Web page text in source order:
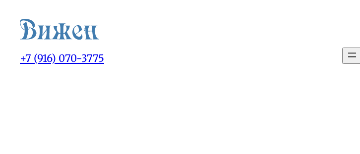
+7 (916) 070-3775